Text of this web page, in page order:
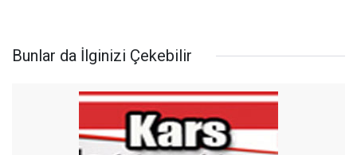
Bunlar da İlginizi Çekebilir